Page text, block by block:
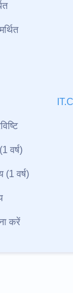
वर्ष)
(1 वर्ष)
करें